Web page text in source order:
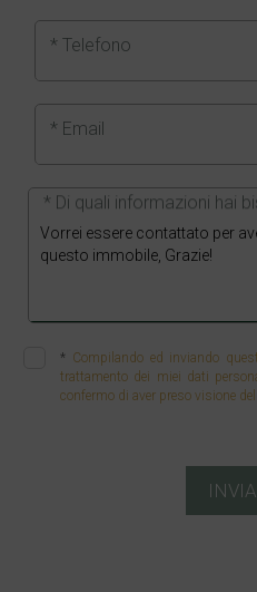
* Telefono
* Email
* Di quali informazioni hai
* Compilando ed inviando
trattamento dei miei dati
confermo di aver preso visione
INVIA